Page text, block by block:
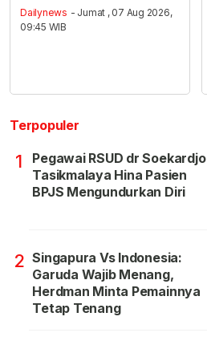
Dailynews - Jumat , 07 Aug 2026,
09:45 WIB
Terpopuler
1
Pegawai RSUD dr Soekardjo
Tasikmalaya Hina Pasien
BPJS Mengundurkan Diri
2 Singapura Vs Indonesia:
Garuda Wajib Menang,
Herdman Minta Pemainnya
Tetap Tenang